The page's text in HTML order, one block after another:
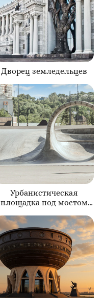
Дворец земледельцев
Урбанистическая
площадка под мостом